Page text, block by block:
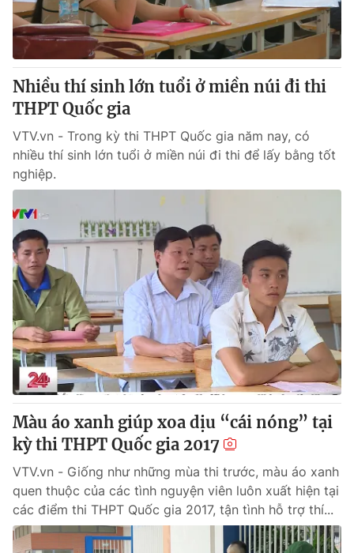
Nhiều thí sinh lớn tuổi ở miền núi đi thi
THPT Quốc gia
VTV.vn - Trong kỳ thi THPT Quốc gia năm nay, có
nhiều thí sinh lớn tuổi ở miền núi đi thi để lấy bằng tốt
nghiệp.
Màu áo xanh giúp xoa dịu “cái nóng” tại
kỳ thi THPT Quốc gia 2017
VTV.vn - Giống như những mùa thi trước, màu áo xanh
quen thuộc của các tình nguyện viên luôn xuất hiện tại
các điểm thi THPT Quốc gia 2017, tận tình hỗ trợ thí...